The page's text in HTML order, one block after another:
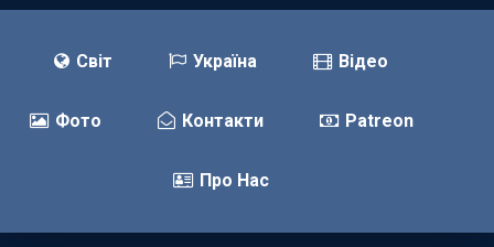
Світ Україна Відео
Фото Контакти Patreon
Про Нас